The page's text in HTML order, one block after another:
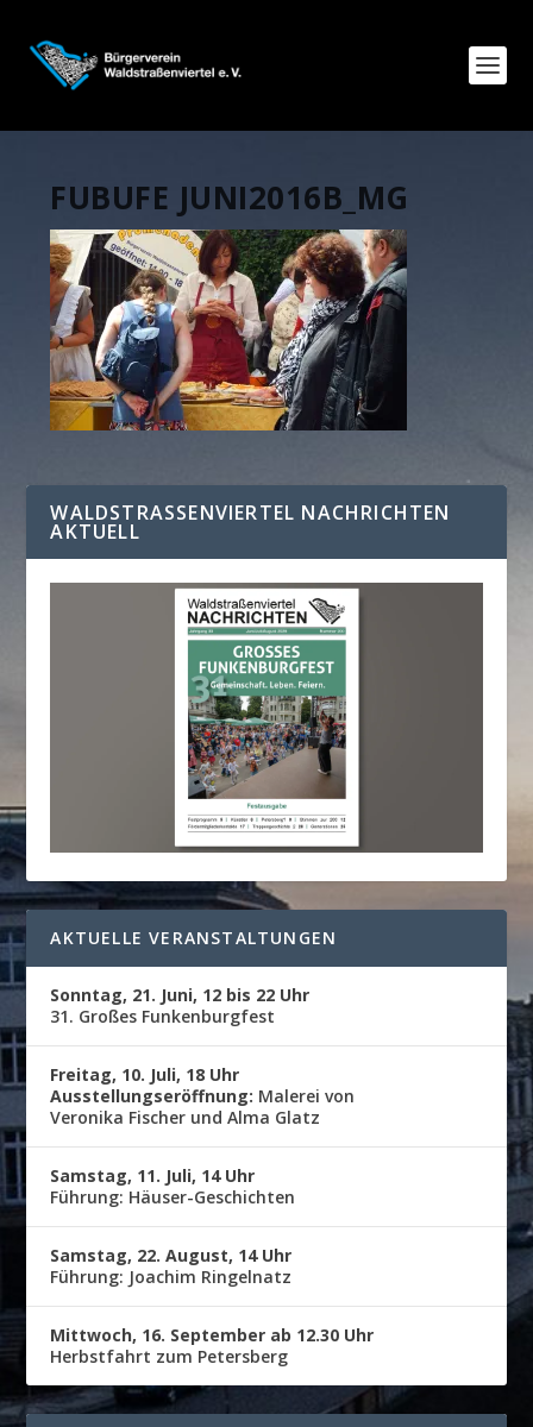
FUBUFE JUNI2016B_MG
WALDSTRASSENVIERTEL NACHRICHTEN A
KTUELL
AKTUELLE VERANSTALTUNGEN
Sonntag, 21. Juni, 12 bis 22 Uhr
31. Großes Funkenburgfest
Freitag, 10. Juli, 18 Uhr
Ausstellungseröffnung: Malerei von
Veronika Fischer und Alma Glatz
Samstag, 11. Juli, 14 Uhr
Führung: Häuser-Geschichten
Samstag, 22. August, 14 Uhr
Führung: Joachim Ringelnatz
Mittwoch, 16. September ab 12.30 Uhr
Herbstfahrt zum Petersberg